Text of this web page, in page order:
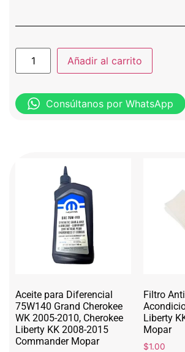
Añadir al carrito
Consúltanos por WhatsApp
Aceite para Diferencial
75W140 Grand Cherokee
WK 2005-2010, Cherokee
Liberty KK 2008-2015
Commander Mopar
Filtro
Liberty
Mopar
$1.00